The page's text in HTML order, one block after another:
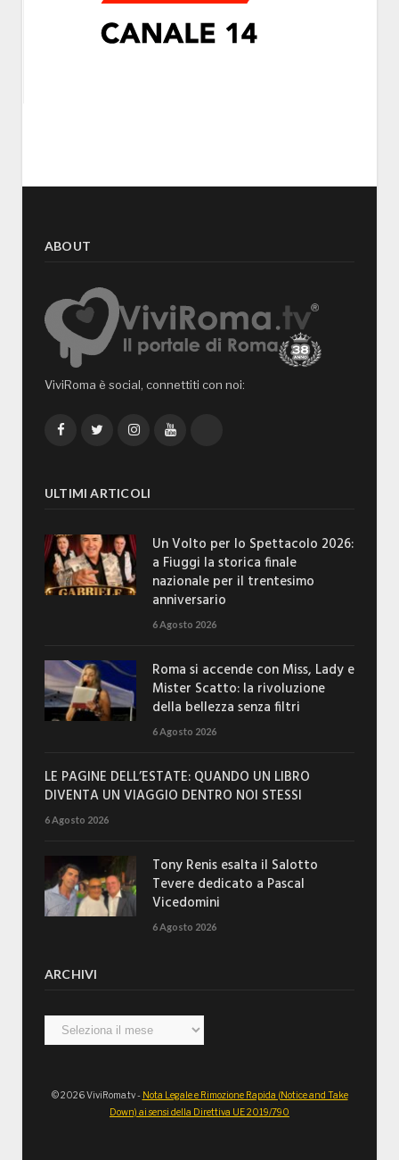
ABOUT
ViviRoma è social, connettiti con noi:
FacebookTwitterInstagramYouTube
ULTIMI ARTICOLI
Un Volto per lo Spettacolo 2026:
a Fiuggi la storica finale
nazionale per il trentesimo
anniversario
6 Agosto 2026
Roma si accende con Miss, Lady e
Mister Scatto: la rivoluzione
della bellezza senza filtri
6 Agosto 2026
LE PAGINE DELL’ESTATE: QUANDO UN LIBRO
DIVENTA UN VIAGGIO DENTRO NOI STESSI
6 Agosto 2026
Tony Renis esalta il Salotto
Tevere dedicato a Pascal
Vicedomini
6 Agosto 2026
ARCHIVI
Archivi
© 2026 ViviRoma.tv - Nota Legale e Rimozione Rapida (Notice and Take
Down) ai sensi della Direttiva UE 2019/790